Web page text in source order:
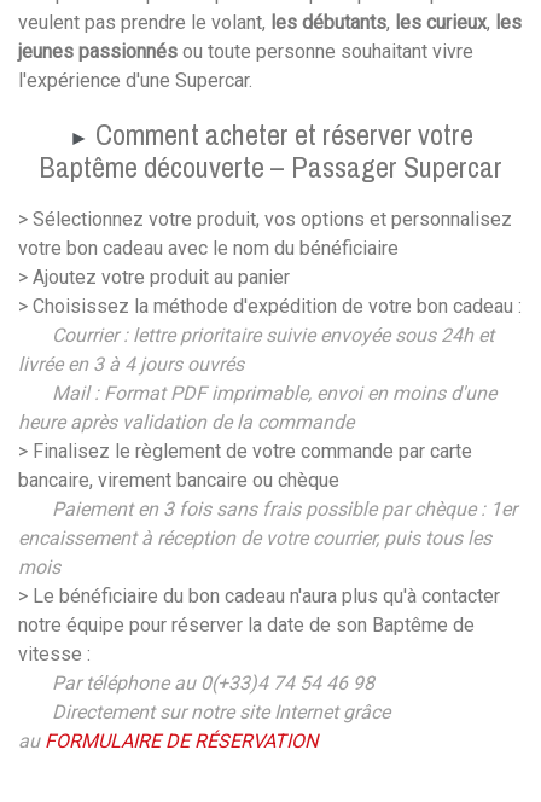
veulent pas prendre le volant, les débutants, les curieux, les
jeunes passionnés ou toute personne souhaitant vivre
l'expérience d'une Supercar.
► Comment acheter et réserver votre
Baptême découverte – Passager Supercar
> Sélectionnez votre produit, vos options et personnalisez
votre bon cadeau avec le nom du bénéficiaire
> Ajoutez votre produit au panier
> Choisissez la méthode d'expédition de votre bon cadeau :
Courrier : lettre prioritaire suivie envoyée sous 24h et
livrée en 3 à 4 jours ouvrés
Mail : Format PDF imprimable, envoi en moins d'une
heure après validation de la commande
> Finalisez le règlement de votre commande par carte
bancaire, virement bancaire ou chèque
Paiement en 3 fois sans frais possible par chèque : 1er
encaissement à réception de votre courrier, puis tous les
mois
> Le bénéficiaire du bon cadeau n'aura plus qu'à contacter
notre équipe pour réserver la date de son Baptême de
vitesse :
Par téléphone au 0(+33)4 74 54 46 98
Directement sur notre site Internet grâce
au FORMULAIRE DE RÉSERVATION